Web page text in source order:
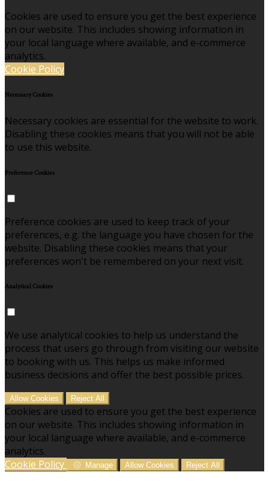
Cookies are used to ensure you get the best experience
on our website. This includes showing information in
your local language where available, and e-commerce
analytics.
Cookie Policy
Necessary Cookies
Necessary cookies are essential for the website to work.
Disabling these cookies means that you will not be able
to use this website.
Preference Cookies
Preference cookies are used to keep track of your
preferences, e.g. the language you have chosen for the
website. Disabling these cookies means that your
preferences won't be remembered on your next visit.
Analytical Cookies
We use analytical cookies to help us understand the
process that users go through from visiting our website
to booking with us. This helps us make informed
business decisions and offer the best possible prices.
Allow Cookies Reject All
Cookies are used to ensure you get the best experience
on our website. This includes showing information in
your local language where available, and e-commerce
analytics.
Cookie Policy
Manage Allow Cookies Reject All